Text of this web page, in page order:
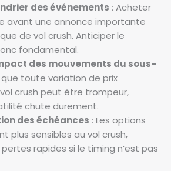
des événements : Acheter
avant une annonce importante
de vol crush. Anticiper le
fondamental.
des mouvements du sous-
que toute variation de prix
crush peut être trompeur,
chute durement.
des échéances : Les options
plus sensibles au vol crush,
rapides si le timing n’est pas